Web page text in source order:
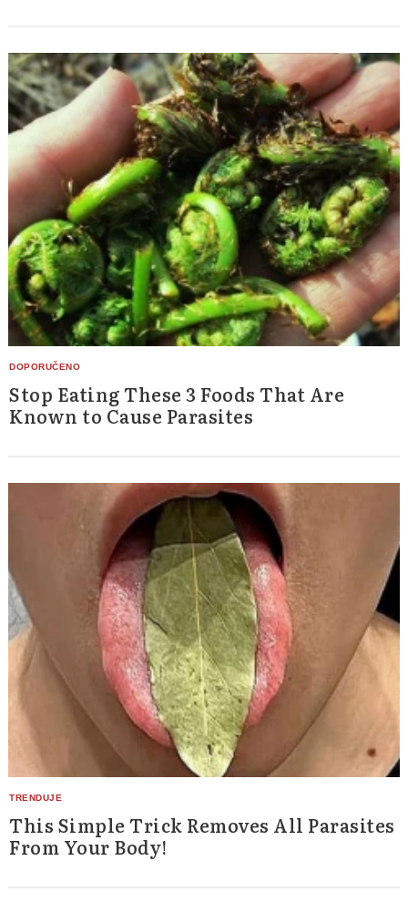
Stop Eating These 3 Foods That Are
Known to Cause Parasites
This Simple Trick Removes All Parasites
From Your Body!